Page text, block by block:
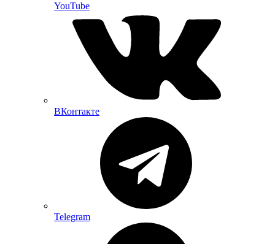
YouTube
ВКонтакте
Telegram